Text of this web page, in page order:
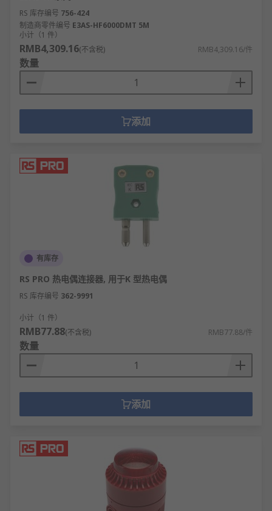
RS 库存编号 756-424
制造商零件编号 E3AS-HF6000DMT 5M
小计（1 件）
RMB4,309.16(不含税) RMB4,309.16/件
数量
添加
有库存
RS PRO 热电偶连接器, 用于K 型热电偶
RS 库存编号 362-9991
小计（1 件）
RMB77.88(不含税) RMB77.88/件
数量
添加